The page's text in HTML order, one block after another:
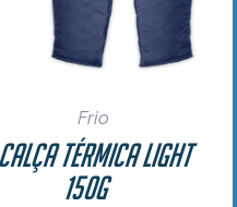
Frio
Calça Térmica Light
150g